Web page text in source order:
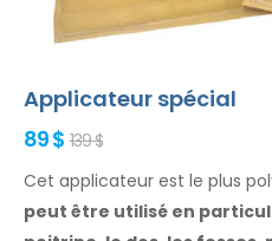
Applicateur spécial
89 $ 139 $
Cet applicateur est le plus
peut être utilisé en